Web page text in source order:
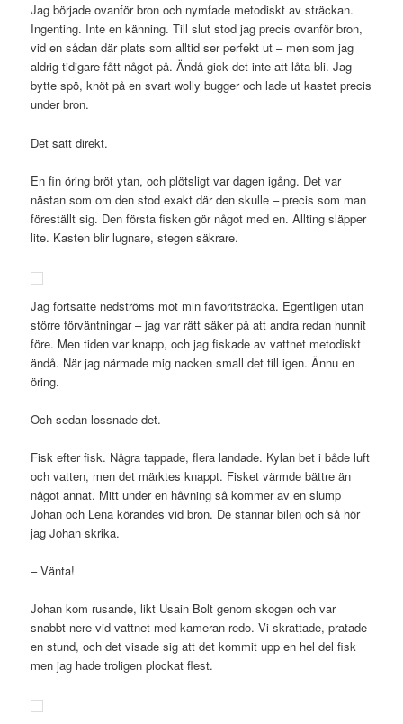
Jag började ovanför bron och nymfade metodiskt av sträckan.
Ingenting. Inte en känning. Till slut stod jag precis ovanför bron,
vid en sådan där plats som alltid ser perfekt ut – men som jag
aldrig tidigare fått något på. Ändå gick det inte att låta bli. Jag
bytte spö, knöt på en svart wolly bugger och lade ut kastet precis
under bron.
Det satt direkt.
En fin öring bröt ytan, och plötsligt var dagen igång. Det var
nästan som om den stod exakt där den skulle – precis som man
föreställt sig. Den första fisken gör något med en. Allting släpper
lite. Kasten blir lugnare, stegen säkrare.
Jag fortsatte nedströms mot min favoritsträcka. Egentligen utan
större förväntningar – jag var rätt säker på att andra redan hunnit
före. Men tiden var knapp, och jag fiskade av vattnet metodiskt
ändå. När jag närmade mig nacken small det till igen. Ännu en
öring.
Och sedan lossnade det.
Fisk efter fisk. Några tappade, flera landade. Kylan bet i både luft
och vatten, men det märktes knappt. Fisket värmde bättre än
något annat. Mitt under en håvning så kommer av en slump
Johan och Lena körandes vid bron. De stannar bilen och så hör
jag Johan skrika.
– Vänta!
Johan kom rusande, likt Usain Bolt genom skogen och var
snabbt nere vid vattnet med kameran redo. Vi skrattade, pratade
en stund, och det visade sig att det kommit upp en hel del fisk
men jag hade troligen plockat flest.